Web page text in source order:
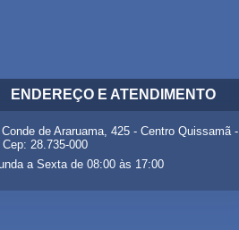
ENDEREÇO E ATENDIMENTO
Conde de Araruama, 425 - Centro Quissamã -
Cep: 28.735-000
a Sexta de 08:00 às 17:00